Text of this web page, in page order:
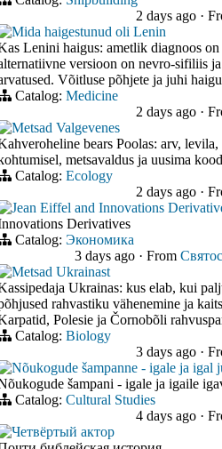
2 days ago ·
Mida haigestunud oli Lenin
Lenini haigus: ametlik diagnoos on
versioon on nevro-sifiliis ja
Võitluse põhjete ja juhi
Catalog: Medicine
2 days ago ·
Metsad Valgevenes
bears Poolas: arv,
metsavaldus ja uusima
Catalog: Ecology
2 days ago ·
Jean Eiffel and Innovations
Derivatives
Catalog: Экономика
3 days ago · From
Metsad Ukrainast
Ukrainas: kus elab, kui
rahvastiku vähenemine ja
Polesie ja Čornobõli
Catalog: Biology
3 days ago ·
Nõukogude šampanne - igale ja igal
šampani - igale ja igaile
Catalog: Cultural Studies
4 days ago ·
Четвёртый актор